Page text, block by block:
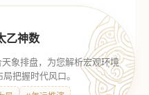
乙神数
象排盘，为您解析宏观环境
把握时代风口。